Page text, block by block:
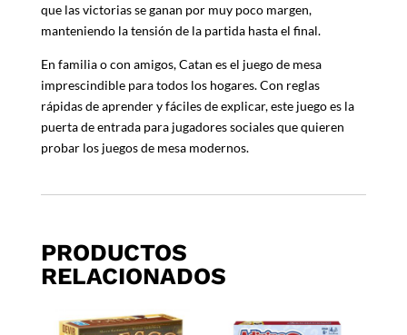
que las victorias se ganan por muy poco margen,
manteniendo la tensión de la partida hasta el final.
En familia o con amigos, Catan es el juego de mesa
imprescindible para todos los hogares. Con reglas
rápidas de aprender y fáciles de explicar, este juego es la
puerta de entrada para jugadores sociales que quieren
probar los juegos de mesa modernos.
PRODUCTOS
RELACIONADOS